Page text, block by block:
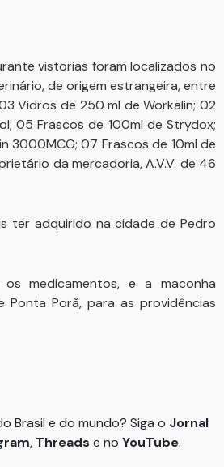
vistorias foram localizados no
de origem estrangeira, entre
Vidros de 250 ml de Workalin; 02
05 Frascos de 100ml de Strydox;
3000MCG; 07 Frascos de 10ml de
da mercadoria, A.V.V. de 46
ter adquirido na cidade de Pedro
medicamentos, e a maconha
Ponta Porã, para as providências
Brasil e do mundo? Siga o Jornal
, Threads e no YouTube.